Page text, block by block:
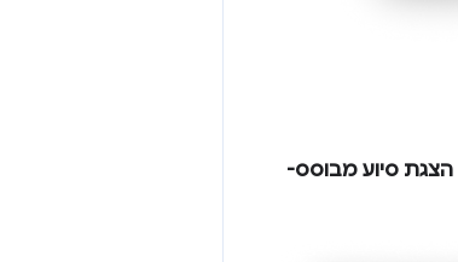
הצגת סיוע מבוסס-